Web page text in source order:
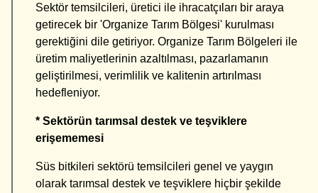
Sektör temsilcileri, üretici ile ihracatçıları bir araya
getirecek bir 'Organize Tarım Bölgesi' kurulması
gerektiğini dile getiriyor. Organize Tarım Bölgeleri ile
üretim maliyetlerinin azaltılması, pazarlamanın
geliştirilmesi, verimlilik ve kalitenin artırılması
hedefleniyor.
* Sektörün tarımsal destek ve teşviklere
erişememesi
Süs bitkileri sektörü temsilcileri genel ve yaygın
olarak tarımsal destek ve teşviklere hiçbir şekilde